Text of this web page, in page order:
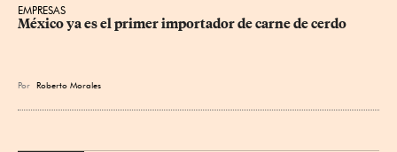
EMPRESAS
México ya es el primer importador de carne de cerdo
Por Roberto Morales